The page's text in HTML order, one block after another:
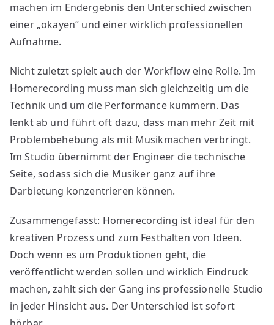
machen im Endergebnis den Unterschied zwischen
einer „okayen“ und einer wirklich professionellen
Aufnahme.
Nicht zuletzt spielt auch der Workflow eine Rolle. Im
Homerecording muss man sich gleichzeitig um die
Technik und um die Performance kümmern. Das
lenkt ab und führt oft dazu, dass man mehr Zeit mit
Problembehebung als mit Musikmachen verbringt.
Im Studio übernimmt der Engineer die technische
Seite, sodass sich die Musiker ganz auf ihre
Darbietung konzentrieren können.
Zusammengefasst: Homerecording ist ideal für den
kreativen Prozess und zum Festhalten von Ideen.
Doch wenn es um Produktionen geht, die
veröffentlicht werden sollen und wirklich Eindruck
machen, zahlt sich der Gang ins professionelle Studio
in jeder Hinsicht aus. Der Unterschied ist sofort